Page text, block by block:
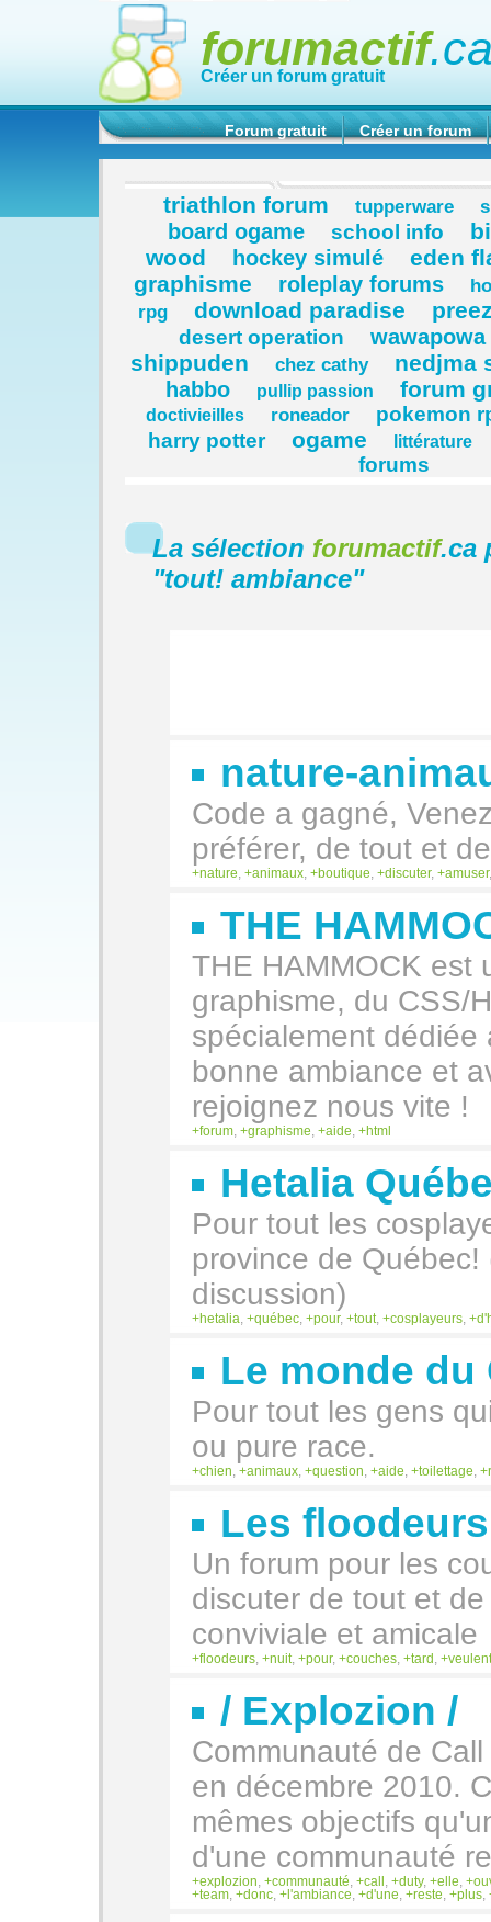
forumactif
Créer un forum gratuit
Forum gratuit Créer un forum
triathlon forum tupperware
board ogame school info
wood
hockey simulé
eden
graphisme
roleplay forums
rpg
download paradise
desert operation
shippuden chez cathy nedjma
habbo pullip passion forum
doctivieilles roneador
pokemon
harry potter
ogame littérature
forums
La sélection forumactif.ca
"tout! ambiance"
nature-
Code a gagné,
préférer, de tout et
nature animaux boutique discuter, amuser
THE
THE HAMMOCK est
graphisme, du CSS/
spécialement
bonne ambiance et
rejoignez nous vite !
forum graphisme aide html
Hetalia
Pour tout les
province de
discussion)
hetalia québec pour, tout cosplayeurs
Le monde du
Pour tout les gens
ou pure race.
chien animaux question aide toilettage
Les
Un forum pour les
discuter de tout et
conviviale et amicale
floodeurs nuit pour, couches tard veulent
/ Explozion /
Communauté de
en décembre 2010.
mêmes objectifs
d'une communauté
explozion communauté call duty, elle
team
donc l'ambiance d'une reste plus